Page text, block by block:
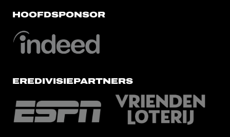
HOOFDSPONSOR
EREDIVISIEPARTNERS